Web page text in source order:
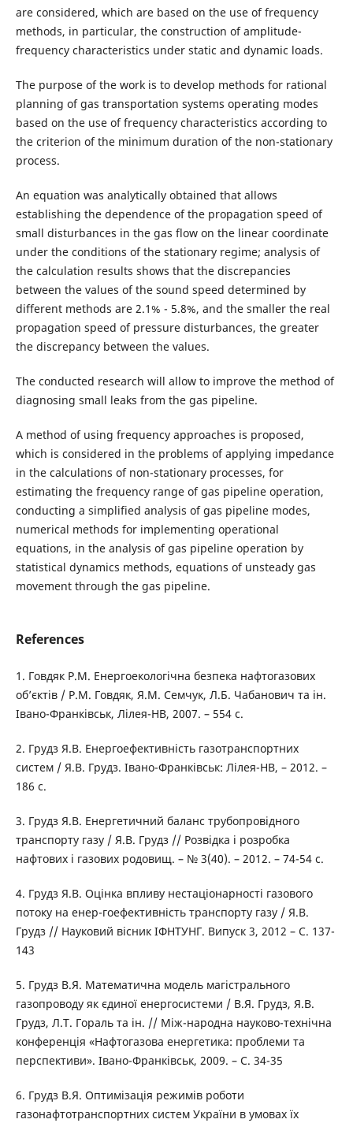
are considered, which are based on the use of frequency
methods, in particular, the construction of amplitude-
frequency characteristics under static and dynamic loads.
The purpose of the work is to develop methods for rational
planning of gas transportation systems operating modes
based on the use of frequency characteristics according to
the criterion of the minimum duration of the non-stationary
process.
An equation was analytically obtained that allows
establishing the dependence of the propagation speed of
small disturbances in the gas flow on the linear coordinate
under the conditions of the stationary regime; analysis of
the calculation results shows that the discrepancies
between the values ​​of the sound speed determined by
different methods are 2.1% - 5.8%, and the smaller the real
propagation speed of pressure disturbances, the greater
the discrepancy between the values.
The conducted research will allow to improve the method of
diagnosing small leaks from the gas pipeline.
A method of using frequency approaches is proposed,
which is considered in the problems of applying impedance
in the calculations of non-stationary processes, for
estimating the frequency range of gas pipeline operation,
conducting a simplified analysis of gas pipeline modes,
numerical methods for implementing operational
equations, in the analysis of gas pipeline operation by
statistical dynamics methods, equations of unsteady gas
movement through the gas pipeline.
References
1. Говдяк Р.М. Енергоекологічна безпека нафтогазових
об’єктів / Р.М. Говдяк, Я.М. Семчук, Л.Б. Чабанович та ін.
Івано-Франківськ, Лілея-НВ, 2007. – 554 с.
2. Грудз Я.В. Енергоефективність газотранспортних
систем / Я.В. Грудз. Івано-Франківськ: Лілея-НВ, – 2012. –
186 с.
3. Грудз Я.В. Енергетичний баланс трубопровідного
транспорту газу / Я.В. Грудз // Розвідка і розробка
нафтових і газових родовищ. – № 3(40). – 2012. – 74-54 с.
4. Грудз Я.В. Оцінка впливу нестаціонарності газового
потоку на енер-гоефективність транспорту газу / Я.В.
Грудз // Науковий вісник ІФНТУНГ. Випуск 3, 2012 – C. 137-
143
5. Грудз В.Я. Математична модель магістрального
газопроводу як єдиної енергосистеми / В.Я. Грудз, Я.В.
Грудз, Л.Т. Гораль та ін. // Між-народна науково-технічна
конференція «Нафтогазова енергетика: проблеми та
перспективи». Івано-Франківськ, 2009. – С. 34-35
6. Грудз В.Я. Оптимізація режимів роботи
газонафтотранспортних систем України в умовах їх